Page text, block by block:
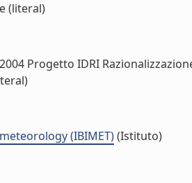
(literal)
Progetto IDRI
(IBIMET)(Istituto)